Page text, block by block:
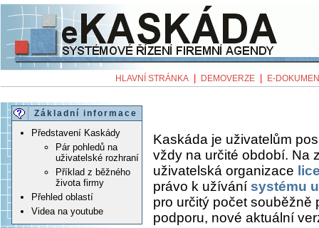
HLAVNÍ STRÁNKA DEMOVERZE E-
Základní informace
Představení Kaskády
Pár pohledů na
uživatelské rozhraní
Příklad z běžného
života firmy
Přehled oblastí
Videa na youtube
Kaskáda je uživatelům
vždy na určité období. Na
uživatelská organizace
právo k užívání systému
pro určitý počet souběžně
podporu, nové aktuální